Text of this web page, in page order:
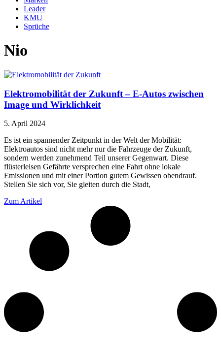
Leader
KMU
Sprüche
Nio
Elektromobilität der Zukunft – E-Autos zwischen
Image und Wirklichkeit
5. April 2024
Es ist ein spannender Zeitpunkt in der Welt der Mobilität:
Elektroautos sind nicht mehr nur die Fahrzeuge der Zukunft,
sondern werden zunehmend Teil unserer Gegenwart. Diese
flüsterleisen Gefährte versprechen eine Fahrt ohne lokale
Emissionen und mit einer Portion gutem Gewissen obendrauf.
Stellen Sie sich vor, Sie gleiten durch die Stadt,
Zum Artikel